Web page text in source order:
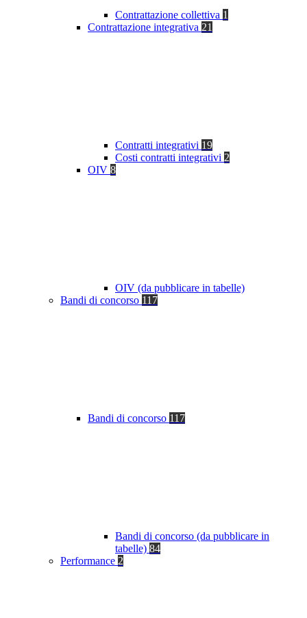
Contrattazione collettiva 1
Contrattazione integrativa 21
Contratti integrativi 19
Costi contratti integrativi 2
OIV 8
OIV (da pubblicare in tabelle)
Bandi di concorso 117
Bandi di concorso 117
Bandi di concorso (da pubblicare in
tabelle) 84
Performance 2